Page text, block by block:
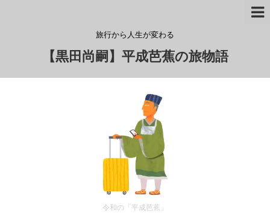
旅行から人生が変わる
【黒田尚嗣】平成芭蕉の旅物語
令和の「平成芭蕉」